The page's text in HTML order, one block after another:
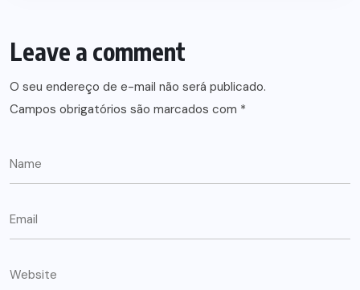
Leave a comment
O seu endereço de e-mail não será publicado.
Campos obrigatórios são marcados com *